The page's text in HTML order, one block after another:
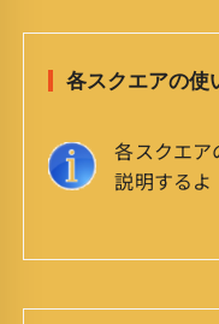
各スクエアの使
各スクエア
説明するよ